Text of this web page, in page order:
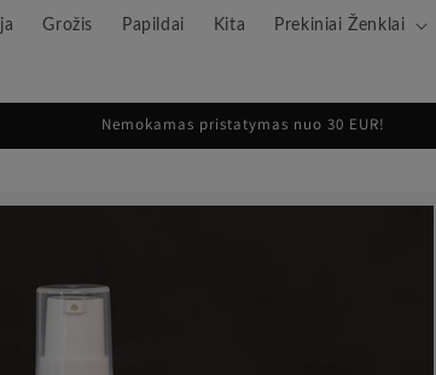
Grožis Papildai Kita Prekiniai Ženklai
Nemokamas pristatymas nuo 30 EUR!